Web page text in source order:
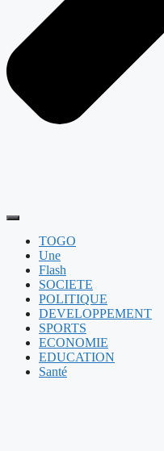
TOGO
Une
Flash
SOCIETE
POLITIQUE
DEVELOPPEMENT
SPORTS
ECONOMIE
EDUCATION
Santé